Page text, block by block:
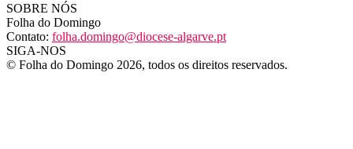
SOBRE NÓS
Folha do Domingo
Contato: folha.domingo@diocese-algarve.pt
SIGA-NOS
© Folha do Domingo 2026, todos os direitos reservados.